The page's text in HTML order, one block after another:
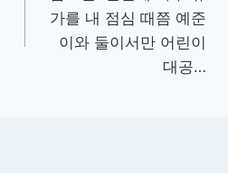
가를 내 점심 때쯤 예준
이와 둘이서만 어린이
대공…